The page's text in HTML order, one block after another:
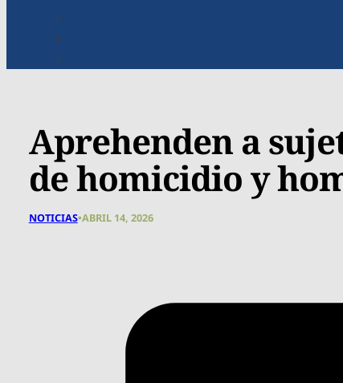
Aprehenden a
de homicidio y
NOTICIAS•ABRIL 14, 2026